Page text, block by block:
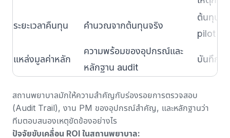
ระยะเวลาคืนทุน คำนวณจากต้นทุนจริง
ต้นทุนร
pilot
แหล่งมูลค่าหลัก
ความพร้อมของอุปกรณ์และ
หลักฐาน audit
บันทึกงา
สถานพยาบาลมักให้ความสำคัญกับร่องรอยการตรวจสอบ
(Audit Trail), งาน PM ของอุปกรณ์สำคัญ, และหลักฐานว่า
ทีมตอบสนองเหตุขัดข้องอย่างไร
ปัจจัยขับเคลื่อน ROI ในสถานพยาบาล: